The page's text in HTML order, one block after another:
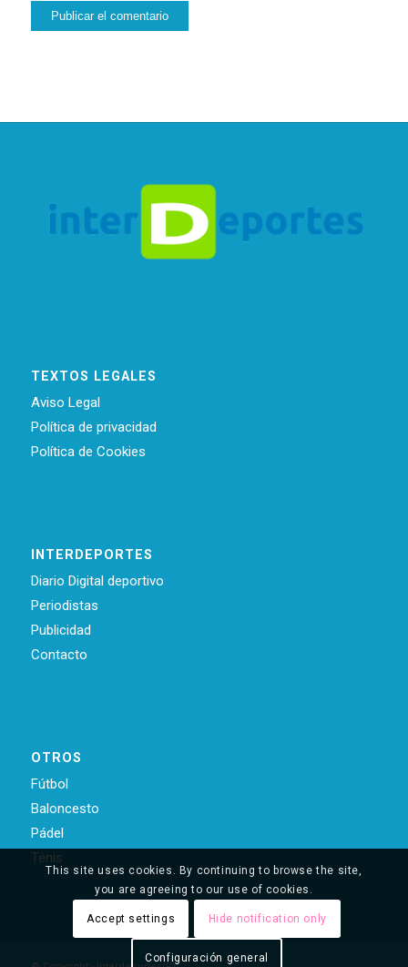
TEXTOS LEGALES
Aviso Legal
Política de privacidad
Política de Cookies
INTERDEPORTES
Diario Digital deportivo
Periodistas
Publicidad
Contacto
OTROS
Fútbol
Baloncesto
Pádel
Ténis
This site uses cookies. By continuing to browse the site,
you are agreeing to our use of cookies.
Accept settings Hide notification only
Configuración general